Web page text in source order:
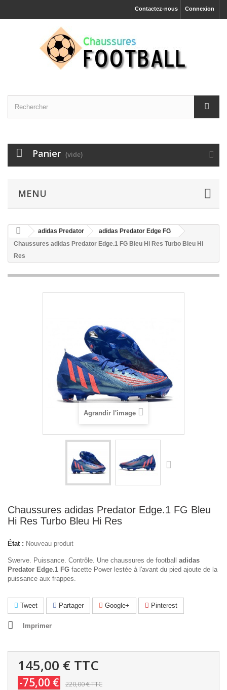
Connexion
Contactez-nous
Panier (vide)
MENU
adidas Predator
adidas Predator Edge FG
Chaussures adidas Predator Edge.1 FG Bleu Hi Res Turbo Bleu Hi
Res
Agrandir l'image
Chaussures adidas Predator Edge.1 FG Bleu
Hi Res Turbo Bleu Hi Res
État : Nouveau produit
Swerve. Puissance. Contrôle. Une chaussures de football adidas
Predator Edge.1 FG facette Power lestée à l'avant du pied ajoute de la
puissance aux frappes.
Tweet Partager Google+ Pinterest
Imprimer
145,00 € TTC
-75,00 € 220,00 €TTC